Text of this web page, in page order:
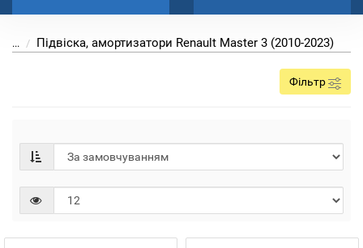
... Підвіска, амортизатори Renault Master 3 (2010-2023)
Фільтр